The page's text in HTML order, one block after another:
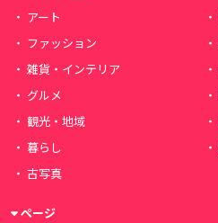
アート
ファッション
雑貨・インテリア
グルメ
観光・地域
暮らし
古写真
ページ